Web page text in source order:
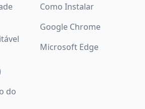
do
Como Instalar
Google Chrome
Microsoft Edge